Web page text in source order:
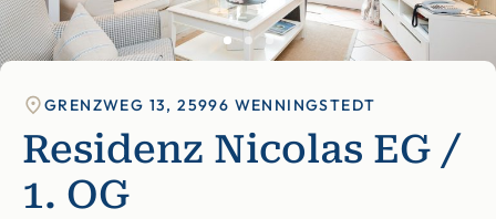
GRENZWEG 13, 25996 WENNINGSTEDT
Residenz Nicolas EG /
1. OG